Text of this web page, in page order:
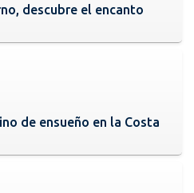
descubre el encanto
de ensueño en la Costa